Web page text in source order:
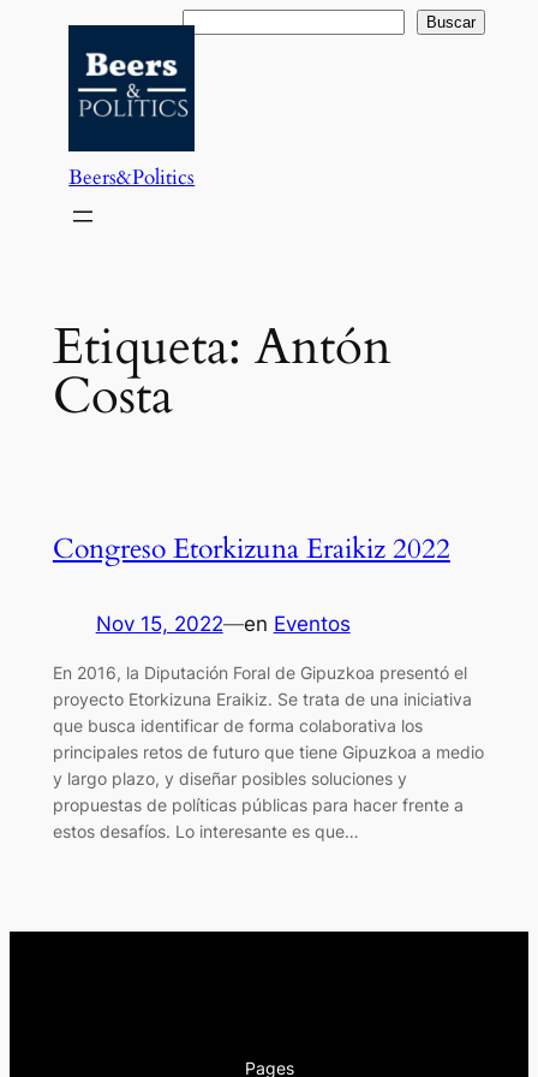
contenido
Buscar Buscar
Beers&Politics
Etiqueta: Antón
Costa
Congreso Etorkizuna Eraikiz 2022
Nov 15, 2022—en Eventos
En 2016, la Diputación Foral de Gipuzkoa presentó el
proyecto Etorkizuna Eraikiz. Se trata de una iniciativa
que busca identificar de forma colaborativa los
principales retos de futuro que tiene Gipuzkoa a medio
y largo plazo, y diseñar posibles soluciones y
propuestas de políticas públicas para hacer frente a
estos desafíos. Lo interesante es que…
Pages